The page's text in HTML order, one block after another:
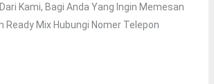
Kami, Bagi Anda Yang Ingin Memesan
Ready Mix Hubungi Nomer Telepon